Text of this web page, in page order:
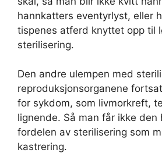
hannkatters eventyrlyst, eller
tispenes atferd knyttet opp til
sterilisering.
Den andre ulempen med
reproduksjonsorganene
for sykdom, som livmorkreft,
lignende. Så man får ikke den
fordelen av sterilisering som
kastrering.